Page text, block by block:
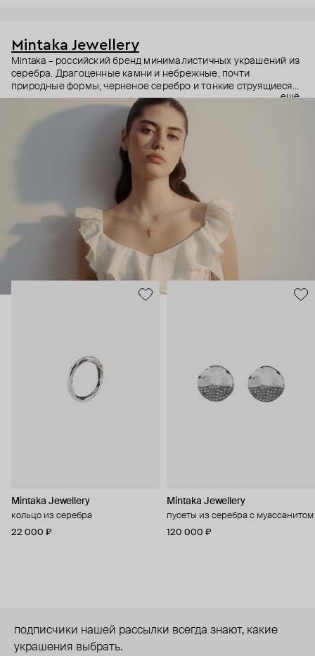
Mintaka Jewellery
Mintaka – российский бренд минималистичных украшений из
серебра. Драгоценные камни и небрежные, почти
природные формы, черненое серебро и тонкие струящиеся
цепи – в этих украшениях дизайнеры соединили силу и
нежность, авангардные детали и классический дизайн.
Какую часть вашего характера они подчеркнут? Выбор за
ещё
Mintaka Jewellery
кольцо из серебра
22 000 ₽
Mintaka Jewellery
пусеты из серебра с муассанитом
120 000 ₽
подписчики нашей рассылки всегда знают, какие
украшения выбрать.